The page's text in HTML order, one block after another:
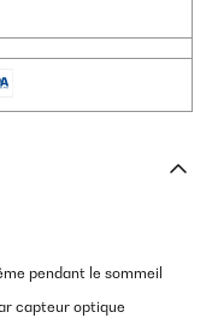
pendant le sommeil
capteur optique